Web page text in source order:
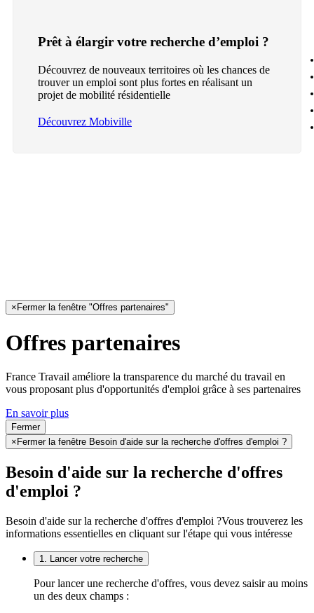
Prêt à élargir votre recherche d’emploi ?
Découvrez de nouveaux territoires où les chances de
trouver un emploi sont plus fortes en réalisant un
projet de mobilité résidentielle
Découvrez Mobiville
× Fermer la fenêtre "Offres partenaires"
Offres partenaires
France Travail améliore la transparence du marché du travail en
vous proposant plus d'opportunités d'emploi grâce à ses partenaires
En savoir plus
Fermer
× Fermer la fenêtre Besoin d'aide sur la recherche d'offres d'emploi ?
Besoin d'aide sur la recherche d'offres
d'emploi ?
Besoin d'aide sur la recherche d'offres d'emploi ?Vous trouverez les
informations essentielles en cliquant sur l'étape qui vous intéresse
1. Lancer votre recherche
Pour lancer une recherche d'offres, vous devez saisir au moins
un des deux champs :